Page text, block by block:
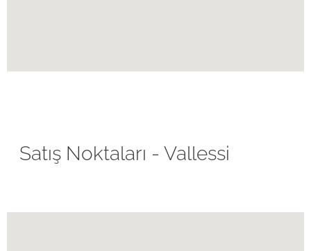
Satış Noktaları - Vallessi